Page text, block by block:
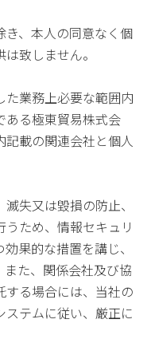
、本人の同意なく個
致しません。
た業務上必要な範囲内
ある極東貿易株式会
載の関連会社と個人
失又は毀損の防止、
ため、情報セキュリ
果的な措置を講じ、
た、関係会社及び協
する場合には、当社の
テムに従い、厳正に